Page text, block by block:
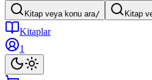
Kitap veya konu ara/ Kitap
Kitaplar
1